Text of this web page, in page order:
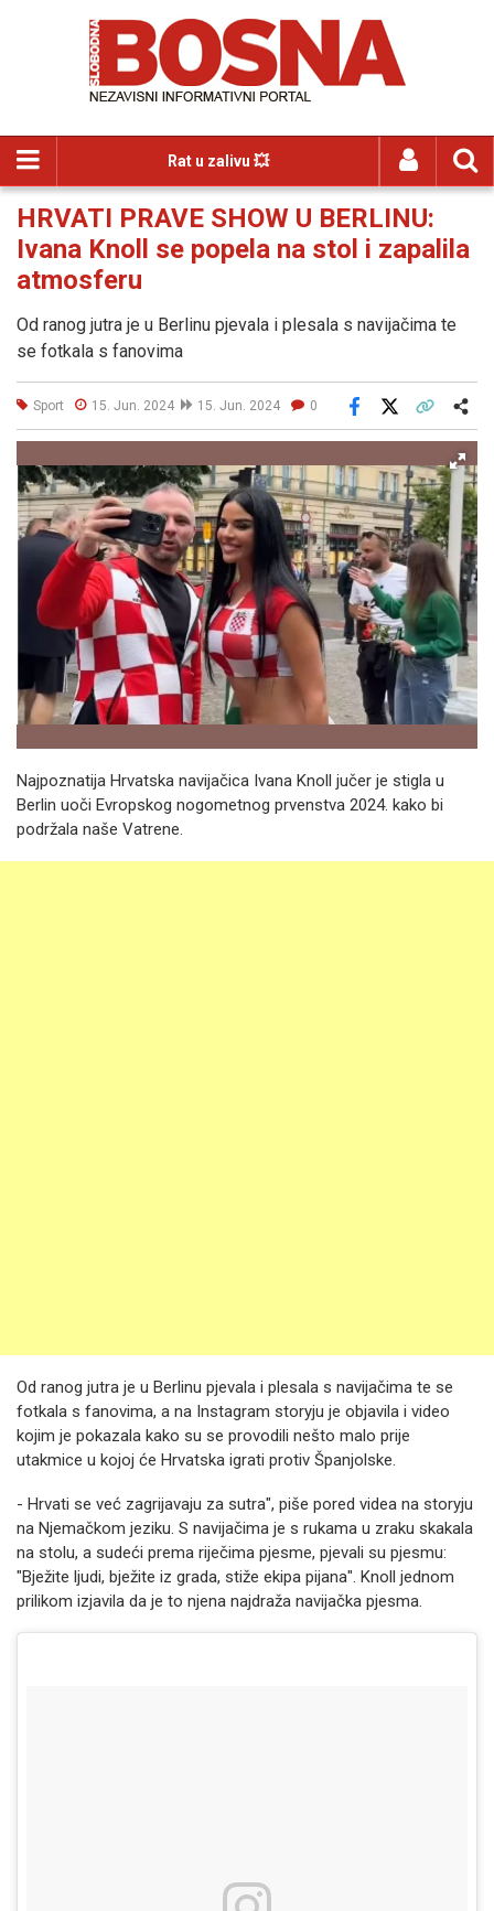
Rat u zalivu 💥
HRVATI PRAVE SHOW U BERLINU:
Ivana Knoll se popela na stol i zapalila
atmosferu
Od ranog jutra je u Berlinu pjevala i plesala s navijačima te
se fotkala s fanovima
Sport 15. Jun. 2024 15. Jun. 2024 0
Facebook
Najpoznatija Hrvatska navijačica Ivana Knoll jučer je stigla u
Berlin uoči Evropskog nogometnog prvenstva 2024. kako bi
podržala naše Vatrene.
Od ranog jutra je u Berlinu pjevala i plesala s navijačima te se
fotkala s fanovima, a na Instagram storyju je objavila i video
kojim je pokazala kako su se provodili nešto malo prije
utakmice u kojoj će Hrvatska igrati protiv Španjolske.
- Hrvati se već zagrijavaju za sutra", piše pored videa na storyju
na Njemačkom jeziku. S navijačima je s rukama u zraku skakala
na stolu, a sudeći prema riječima pjesme, pjevali su pjesmu:
"Bježite ljudi, bježite iz grada, stiže ekipa pijana". Knoll jednom
prilikom izjavila da je to njena najdraža navijačka pjesma.